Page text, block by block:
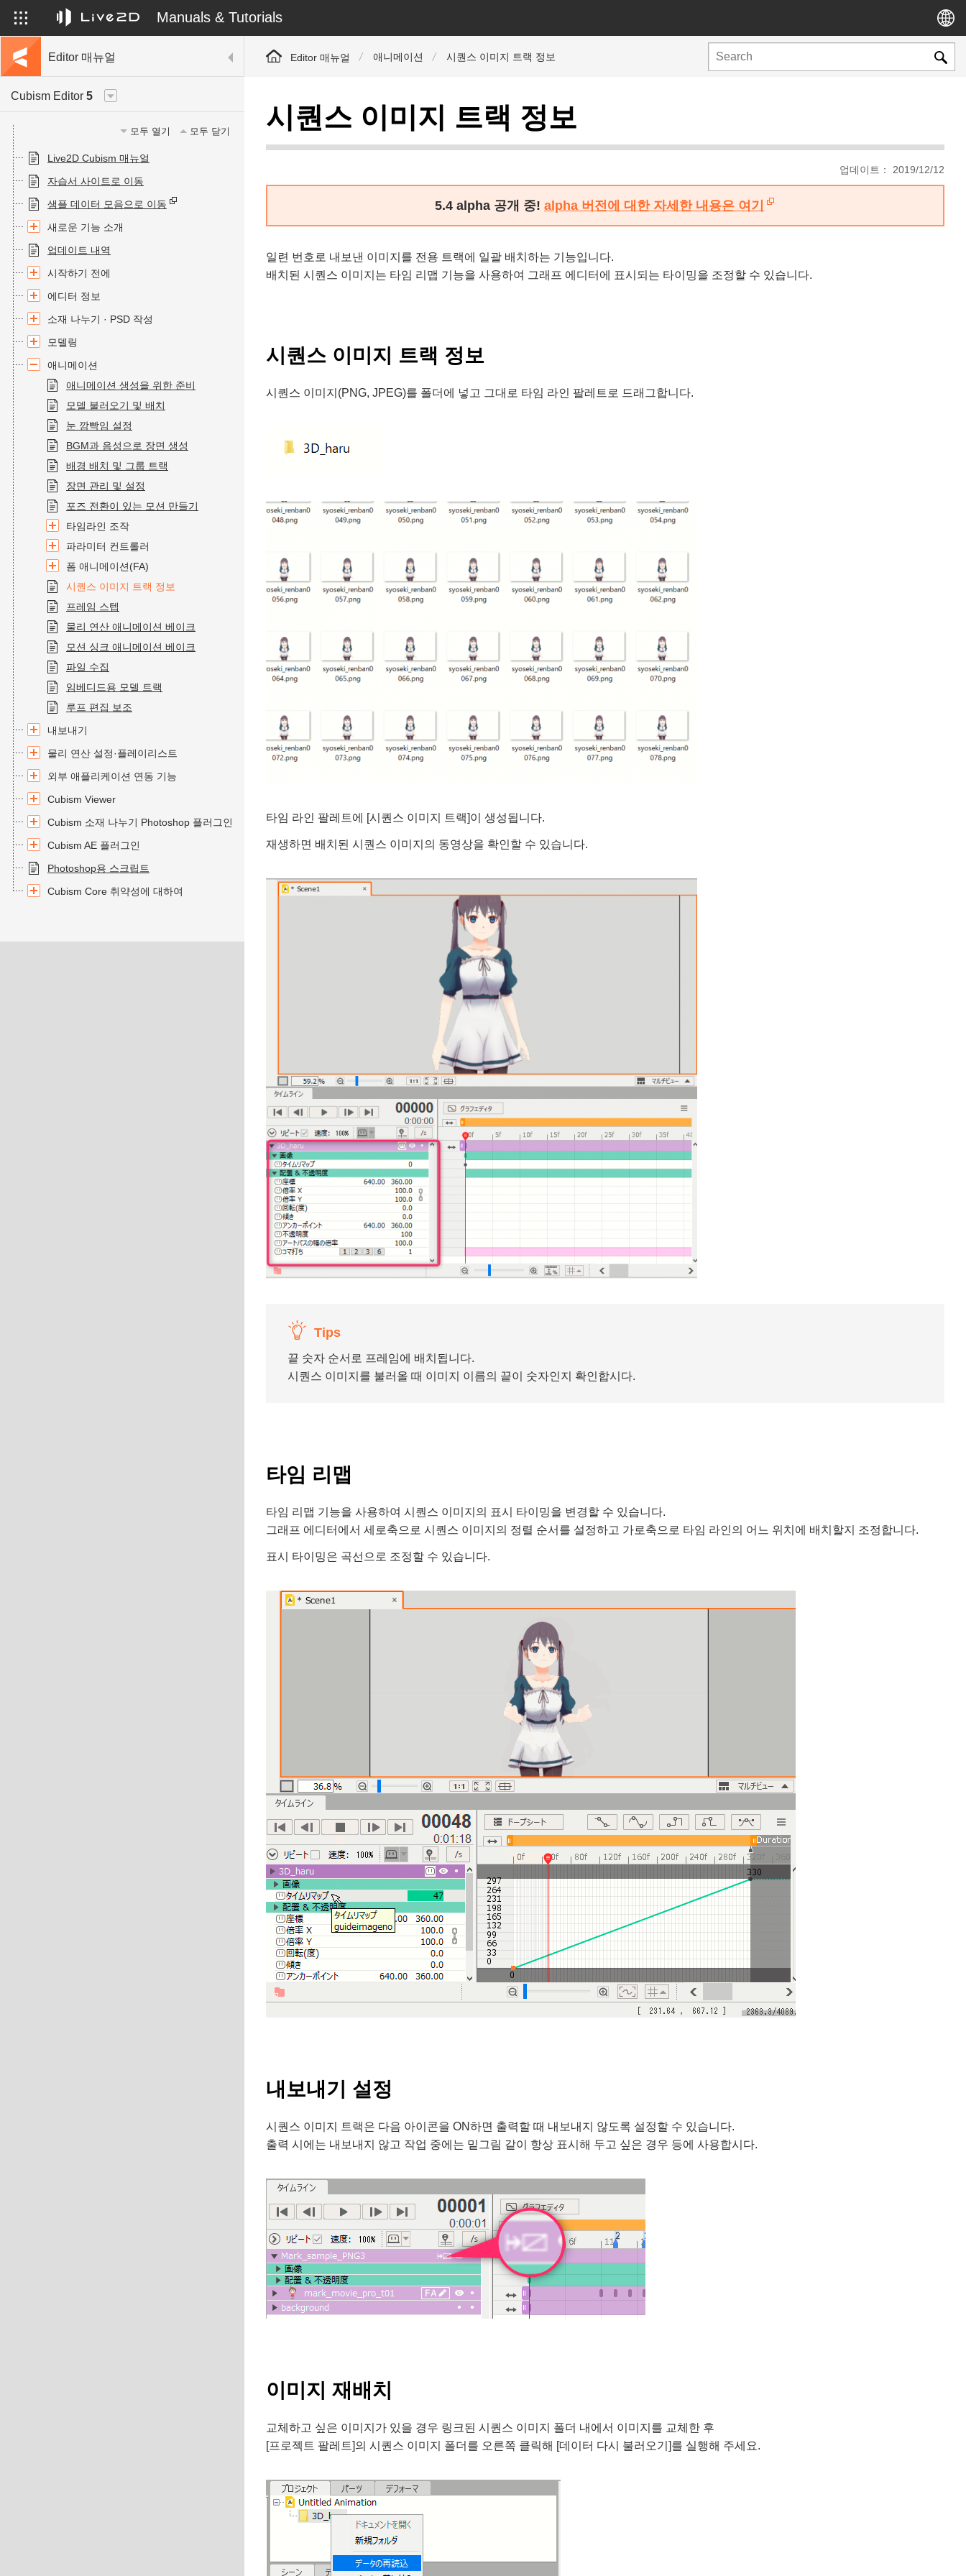
Manuals & Tutorials
Editor 매뉴얼
Cubism Editor 5
모두 열기 모두 닫기
Live2D Cubism 매뉴얼
자습서 사이트로 이동
샘플 데이터 모음으로 이동
새로운 기능 소개
업데이트 내역
시작하기 전에
에디터 정보
소재 나누기 · PSD 작성
모델링
애니메이션
애니메이션 생성을 위한 준비
모델 불러오기 및 배치
눈 깜빡임 설정
BGM과 음성으로 장면 생성
배경 배치 및 그룹 트랙
장면 관리 및 설정
포즈 전환이 있는 모션 만들기
타임라인 조작
파라미터 컨트롤러
폼 애니메이션(FA)
시퀀스 이미지 트랙 정보
프레임 스텝
물리 연산 애니메이션 베이크
모션 싱크 애니메이션 베이크
파일 수집
임베디드용 모델 트랙
루프 편집 보조
내보내기
물리 연산 설정·플레이리스트
외부 애플리케이션 연동 기능
Cubism Viewer
Cubism 소재 나누기 Photoshop 플러그인
Cubism AE 플러그인
Photoshop용 스크립트
Cubism Core 취약성에 대하여
Editor 매뉴얼 애니메이션 시퀀스 이미지 트랙 정보
시퀀스 이미지 트랙 정보
업데이트： 2019/12/12
5.4 alpha 공개 중! alpha 버전에 대한 자세한 내용은 여기
일련 번호로 내보낸 이미지를 전용 트랙에 일괄 배치하는 기능입니다.
배치된 시퀀스 이미지는 타임 리맵 기능을 사용하여 그래프 에디터에 표시되는 타이밍을 조정할 수 있습니다.
시퀀스 이미지 트랙 정보
시퀀스 이미지(PNG, JPEG)를 폴더에 넣고 그대로 타임 라인 팔레트로 드래그합니다.
타임 라인 팔레트에 [시퀀스 이미지 트랙]이 생성됩니다.
재생하면 배치된 시퀀스 이미지의 동영상을 확인할 수 있습니다.
Tips
끝 숫자 순서로 프레임에 배치됩니다.
시퀀스 이미지를 불러올 때 이미지 이름의 끝이 숫자인지 확인합시다.
타임 리맵
타임 리맵 기능을 사용하여 시퀀스 이미지의 표시 타이밍을 변경할 수 있습니다.
그래프 에디터에서 세로축으로 시퀀스 이미지의 정렬 순서를 설정하고 가로축으로 타임 라인의 어느 위치에 배치할지 조정합니다.
표시 타이밍은 곡선으로 조정할 수 있습니다.
내보내기 설정
시퀀스 이미지 트랙은 다음 아이콘을 ON하면 출력할 때 내보내지 않도록 설정할 수 있습니다.
출력 시에는 내보내지 않고 작업 중에는 밑그림 같이 항상 표시해 두고 싶은 경우 등에 사용합시다.
이미지 재배치
교체하고 싶은 이미지가 있을 경우 링크된 시퀀스 이미지 폴더 내에서 이미지를 교체한 후
[프로젝트 팔레트]의 시퀀스 이미지 폴더를 오른쪽 클릭해 [데이터 다시 불러오기]를 실행해 주세요.